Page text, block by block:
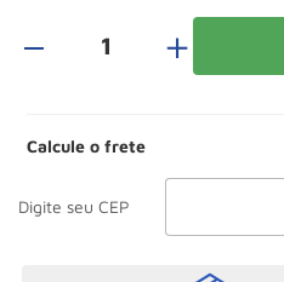
＋
Calcule o frete